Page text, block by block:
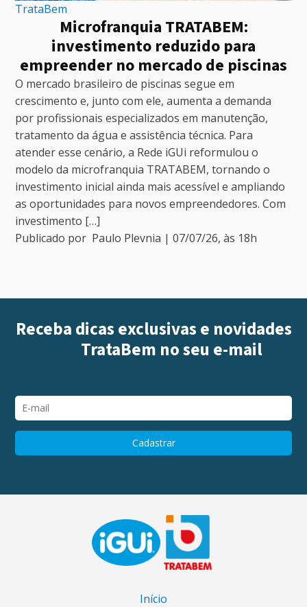
TrataBem
Microfranquia TRATABEM:
investimento reduzido para
empreender no mercado de piscinas
O mercado brasileiro de piscinas segue em
crescimento e, junto com ele, aumenta a demanda
por profissionais especializados em manutenção,
tratamento da água e assistência técnica. Para
atender esse cenário, a Rede iGUi reformulou o
modelo da microfranquia TRATABEM, tornando o
investimento inicial ainda mais acessível e ampliando
as oportunidades para novos empreendedores. Com
investimento […]
Publicado por Paulo Plevnia |07/07/26, às 18h
Receba dicas exclusivas e novidades
TrataBem no seu e-mail
Início